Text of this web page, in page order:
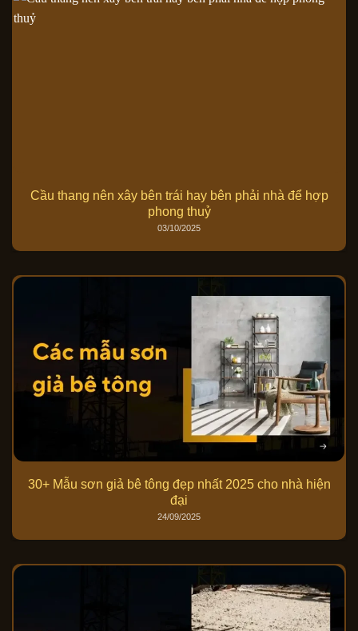
Cầu thang nên xây bên trái hay bên phải nhà để hợp
phong thuỷ
03/10/2025
30+ Mẫu sơn giả bê tông đẹp nhất 2025 cho nhà hiện
đại
24/09/2025